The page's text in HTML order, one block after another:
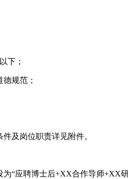
下；
规范；
及岗位职责详见附件。
“应聘博士后+XX合作导师+XX